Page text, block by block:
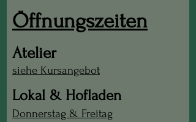
Öffnungszeiten
Atelier
siehe Kursangebot
Lokal & Hofladen
Donnerstag & Freitag